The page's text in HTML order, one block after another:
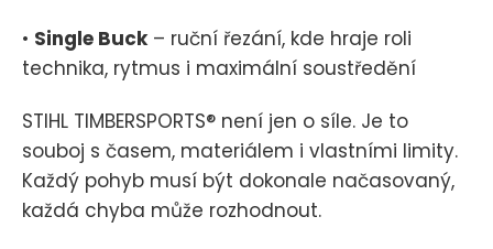
• Single Buck– ruční řezání, kde hraje roli
technika, rytmus i maximální soustředění
STIHL TIMBERSPORTS® není jen o síle. Je to
souboj s časem, materiálem i vlastními limity.
Každý pohyb musí být dokonale načasovaný,
každá chyba může rozhodnout.